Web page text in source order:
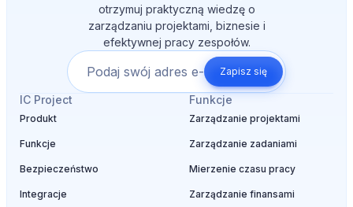
otrzymuj praktyczną wiedzę o
zarządzaniu projektami, biznesie i
efektywnej pracy zespołów.
Zapisz się
IC Project
Produkt
Funkcje
Bezpieczeństwo
Integracje
Funkcje
Zarządzanie projektami
Zarządzanie zadaniami
Mierzenie czasu pracy
Zarządzanie finansami